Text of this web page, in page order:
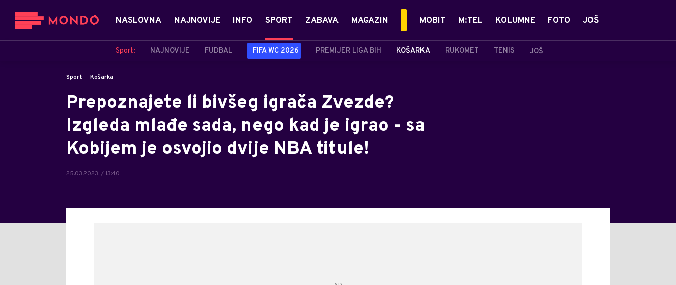
NASLOVNA NAJNOVIJE INFO SPORT
Sport: NAJNOVIJE FUDBAL FIFA WC 2026 PREMIJER LIGA BIH KOŠARKA RUKOMET TENIS JOŠ
ZABAVA MAGAZIN MOBIT M:TEL KOLUMNE FOTO JOŠ
Sport Košarka
Prepoznajete li bivšeg igrača Zvezde?
Izgleda mlađe sada, nego kad je igrao - sa
Kobijem je osvojio dvije NBA titule!
25.03.2023. / 13:40